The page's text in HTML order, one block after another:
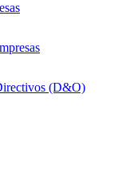
(D&O)